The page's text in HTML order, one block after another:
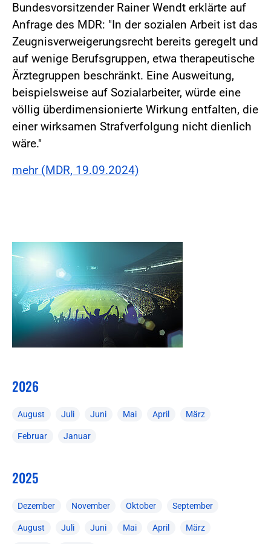
Bundesvorsitzender Rainer Wendt erklärte auf
Anfrage des MDR: "In der sozialen Arbeit ist das
Zeugnisverweigerungsrecht bereits geregelt und
auf wenige Berufsgruppen, etwa therapeutische
Ärztegruppen beschränkt. Eine Ausweitung,
beispielsweise auf Sozialarbeiter, würde eine
völlig überdimensionierte Wirkung entfalten, die
einer wirksamen Strafverfolgung nicht dienlich
wäre."
mehr (MDR, 19.09.2024)
2026
August Juli Juni Mai April März
Februar Januar
2025
Dezember November Oktober September
August Juli Juni Mai April März